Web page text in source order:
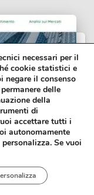
necessari per il
cookie statistici e
negare il consenso
delle
della
di
accettare tutti i
autonomamente
Se vuoi